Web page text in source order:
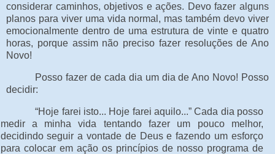
considerar caminhos, objetivos e ações. Devo fazer alguns
planos para viver uma vida normal, mas também devo viver
emocionalmente dentro de uma estrutura de vinte e quatro
horas, porque assim não preciso fazer resoluções de Ano
Novo!
Posso fazer de cada dia um dia de Ano Novo! Posso
decidir:
“Hoje farei isto... Hoje farei aquilo...” Cada dia posso
medir a minha vida tentando fazer um pouco melhor,
decidindo seguir a vontade de Deus e fazendo um esforço
para colocar em ação os princípios de nosso programa de